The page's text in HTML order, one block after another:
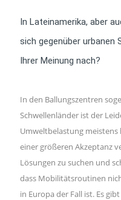
In Lateinamerika, aber
sich gegenüber urbanen
Ihrer Meinung nach?
In den Ballungszentren
Schwellenländer ist der
Umweltbelastung meistens
einer größeren Akzeptanz
Lösungen zu suchen und
dass Mobilitätsroutinen
in Europa der Fall ist. Es